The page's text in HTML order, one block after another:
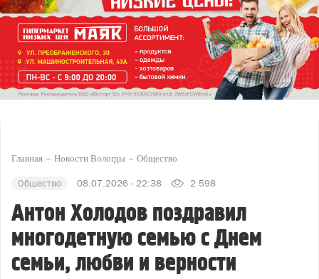
Главная Новости Вологды Общество
Общество 08.07.2026 - 22:38 2 598
Антон Холодов поздравил
многодетную семью с Днем
семьи, любви и верности